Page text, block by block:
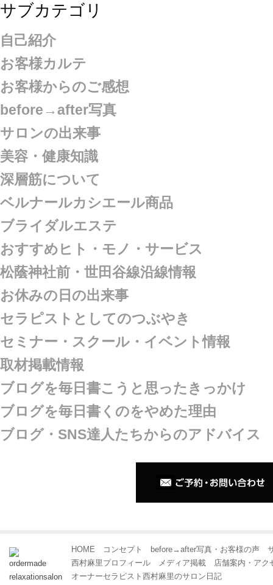
サブカテゴリ
自己紹介
お客様カルテ
お客様からのご感想
before→after写真
サロンの出来事
美容・健康知識
深層筋について
ベルナールカシエール商品
ブライダルエステ
おすすめヒト・モノ・サービス
松蔭神社前・世田谷線沿線情報
お休みの日の出来事
セラピストとしてのつぶやき
セミナー・スクール・イベント情報
取材掲載情報
ブログを毎日書こうと思ったきっかけ
ブログを毎日書くのをやめた理由
ブログ・SNS達人たちからのアドバイス
HOME コンセプト before→after写真・お客様の声
西村麻里プロフィール
メディア掲載
店舗案内・アク
オーナーセラピスト西村麻里のサロン日記